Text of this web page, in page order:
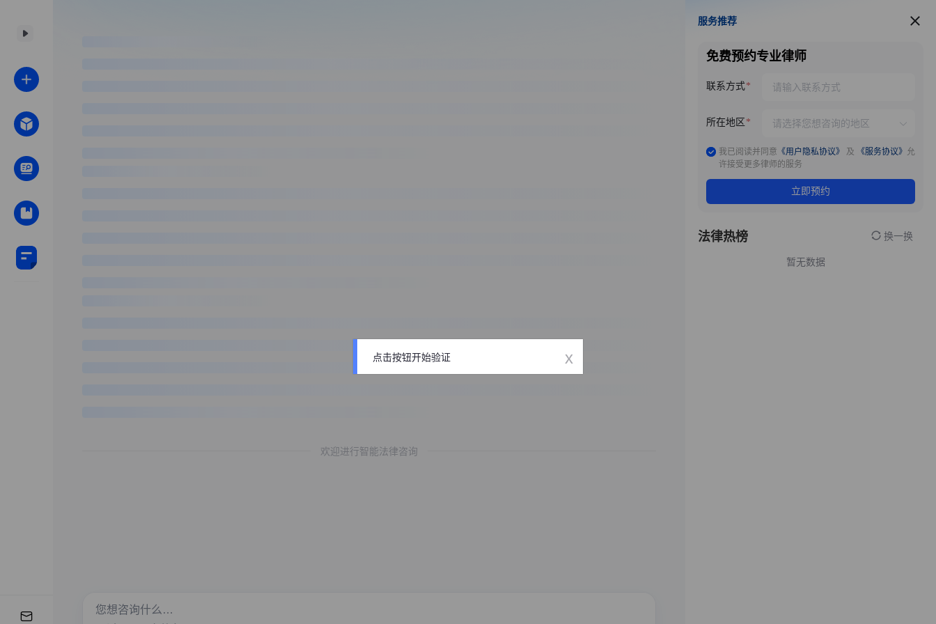
欢迎进行智能法律咨询
服务推荐
服务推荐
免费预约专业律师
联系方式
所在地区
我已阅读并同意 《用户隐私协议》 及 《服务协议》 允
许接受更多律师的服务
立即预约
法律热榜 换一换
暂无数据
点击按钮开始验证 x